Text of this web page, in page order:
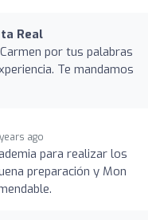
Real
por tus palabras
Te mandamos
ago
para realizar los
preparación y Mon